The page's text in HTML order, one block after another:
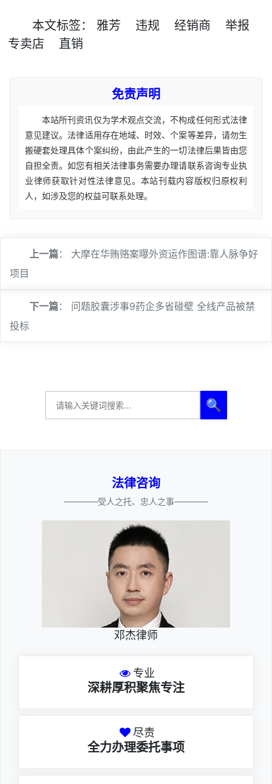
本文标签： 雅芳 违规 经销商
举报
专卖店
直销
免责声明
本站所刊资讯仅为学术观点交流，不构成任何形式法律
意见建议。法律适用存在地域、时效、个案等差异，请勿生
搬硬套处理具体个案纠纷，由此产生的一切法律后果皆由您
自担全责。如您有相关法律事务需要办理请联系咨询专业执
业律师获取针对性法律意见。本站刊载内容版权归原权利
人，如涉及您的权益可联系处理。
上一篇： 大摩在华贿赂案曝外资运作图谱:靠人脉争好
项目
下一篇： 问题胶囊涉事9药企多省碰壁 全线产品被禁
投标
🔍
法律咨询
————受人之托、忠人之事————
邓杰律师
专业
深耕厚积聚焦专注
尽责
全力办理委托事项